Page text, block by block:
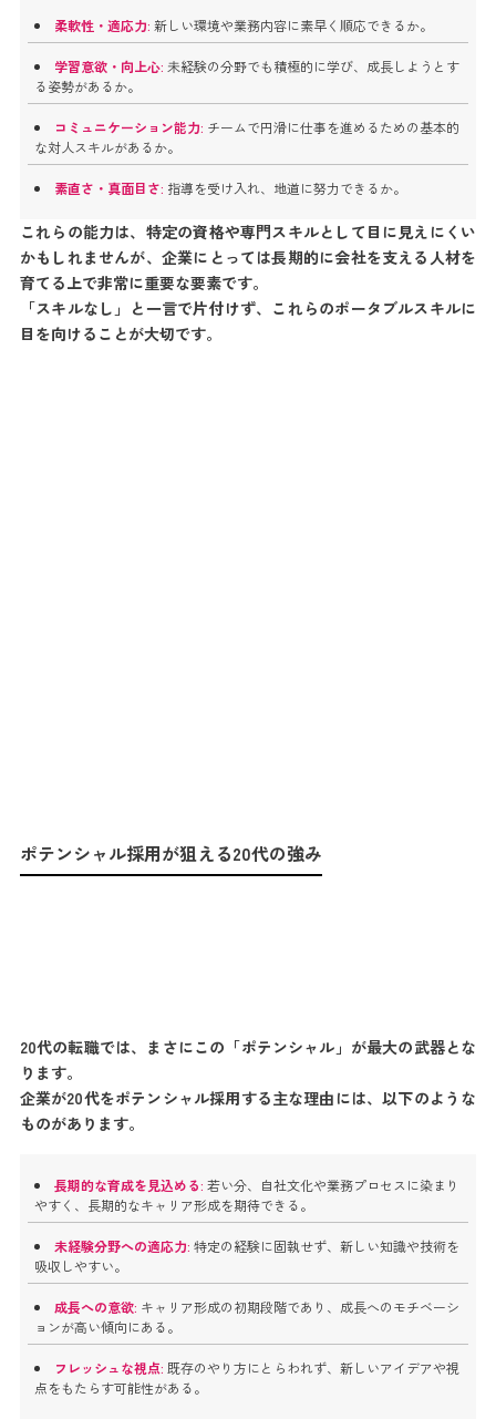
柔軟性・適応力: 新しい環境や業務内容に素早く順応できるか。
学習意欲・向上心: 未経験の分野でも積極的に学び、成長しようとす
る姿勢があるか。
コミュニケーション能力: チームで円滑に仕事を進めるための基本的
な対人スキルがあるか。
素直さ・真面目さ: 指導を受け入れ、地道に努力できるか。
これらの能力は、特定の資格や専門スキルとして目に見えにくい
かもしれませんが、企業にとっては長期的に会社を支える人材を
育てる上で非常に重要な要素です。
「スキルなし」と一言で片付けず、これらのポータブルスキルに
目を向けることが大切です。
ポテンシャル採用が狙える20代の強み
20代の転職では、まさにこの「ポテンシャル」が最大の武器とな
ります。
企業が20代をポテンシャル採用する主な理由には、以下のような
ものがあります。
長期的な育成を見込める: 若い分、自社文化や業務プロセスに染まり
やすく、長期的なキャリア形成を期待できる。
未経験分野への適応力: 特定の経験に固執せず、新しい知識や技術を
吸収しやすい。
成長への意欲: キャリア形成の初期段階であり、成長へのモチベーシ
ョンが高い傾向にある。
フレッシュな視点: 既存のやり方にとらわれず、新しいアイデアや視
点をもたらす可能性がある。